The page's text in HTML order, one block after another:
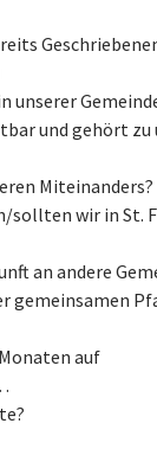
unserer
und gehört zu
Miteinanders?
sollten wir in St.
an andere
gemeinsamen
auf